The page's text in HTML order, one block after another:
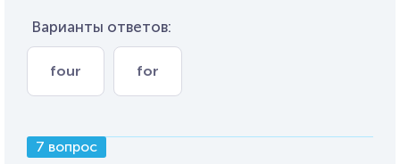
Варианты ответов:
four for
7 вопрос